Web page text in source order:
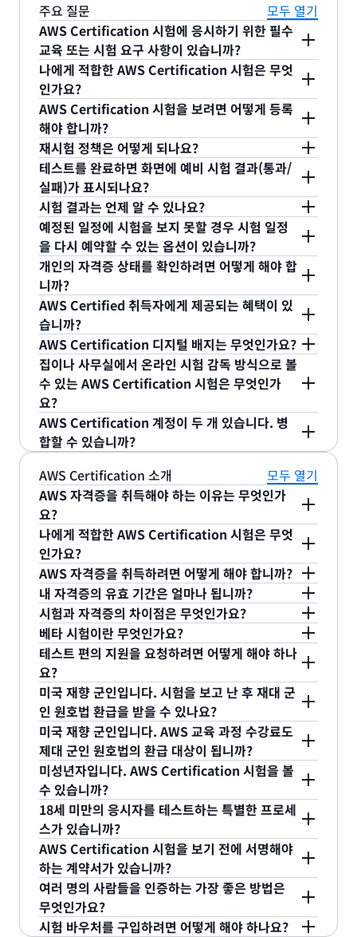
주요 질문
모두 열기
AWS Certification 시험에 응시하기 위한 필수
교육 또는 시험 요구 사항이 있습니까?
교육은 자격증 준비 과정의 일부로 권장되지만 자격
증을 받기 위해 반드시 필요한 것은 아닙니다.
Skill Builder로 이동하여 자신에게 적합한 학습 계
획을 찾으세요.
나에게 적합한 AWS Certification 시험은 무엇
인가요?
여기에서 각 AWS 자격증 시험에 대해 자세히 알아보
세요. AWS 자격증의 이점에 대해 자세히 알아보려면
여기를 참조하세요.
AWS Certification 시험을 보려면 어떻게 등록
해야 합니까?
시험에 등록하려면aws.training
에 로그인하고 상단
탐색 모음에서 Certification을 클릭합니다. 그런 다
음, AWS Certification 계정 버튼을 클릭하고 신규
시험 일정 예약을 클릭합니다. 응시하려는 시험을 확
인하고 Schedule at Pearson VUE(Pearson VUE
에서 예약) 버튼을 클릭합니다. 그러면 시험 공급자의
예약 페이지로 리디렉션되어 시험 등록을 완료할 수
있습니다.
재시험 정책은 어떻게 되나요?
시험에 합격하지 못하면 14일이 지나야 시험을 다시
치를 수 있는 자격이 주어집니다. 시험 응시 횟수에는
제한이 없습니다. 그러나 시험에 응시할 때마다 등록
비 전액을 지불해야 합니다. 시험에 합격하면 2년 동
안 동일한 시험에 재응시할 수 없습니다. 새로운 시험
가이드와 시험 시리즈 코드로 시험이 업데이트되면
새 시험 버전을 응시할 자격이 주어집니다.
테스트를 완료하면 화면에 예비 시험 결과(통과/
실패)가 표시되나요?
대부분의 AWS Certification 시험에서는 테스트 끝
에 통과/실패 결과가 표시되지 않습니다. 자세한 시험
결과는 시험을 마친 후 영업일 기준 5일 이내에
AWS
Certification 계정의 Exam History에서 확인할 수
있습니다. 시험에 통과하면 시험 결과가 AWS
Certification 계정에 게시되기 전에 Credly 디지털
배지 이메일 알림을 받게 됩니다. Credly는 승인된 디
지털 배지 제공 기관입니다.
시험 결과는 언제 알 수 있나요?
베타 시험 결과를 포함한 시험 결과는 시험을 완료한
후 영업일 기준 5일 이내에 확인할 수 있습니다. 시험
결과가 AWS Certification 계정의 시험 기록에서 확
인되면 이메일 메시지를 받게 됩니다.
예정된 일정에 시험을 보지 못할 경우 시험 일정
을 다시 예약할 수 있는 옵션이 있습니까?
예. 예정된 일정의 24시간 전까지는 추가 요금 없이
시험을 취소하거나 일정을 변경할 수 있습니다. 시험
일정을 변경하거나 취소하려면 AWS Certification
계정으로 이동하여 Manage Pearson VUE
exams(Pearson VUE 시험 관리) 버튼을 클릭합니
다. Upcoming Appointments(향후 일정) 메뉴에서
해당 예약 시험을 선택합니다. 예정된 일정까지 남은
시간이 24시간 미만인 경우 시험을 취소하거나 일정
을 변경할 수 없습니다. 예정된 시험 일정에 시험을
보지 않은 경우, 수험료를 상실하게 되며 환급을 받을
수 없습니다(아래의 의료 예외 참조). 예정되었던 시
험 시간으로부터 24시간이 지나야 다시 등록할 수 있
습니다. 시험을 보지 않았다고 '불합격' 상태가 되는
것은 아닙니다.
개인의 자격증 상태를 확인하려면 어떻게 해야 합
니까?
AWS Certification을 검증하려면 취득자에게 AWS
Certification 디지털 배지 링크에 대해 문의하십시
오., Credly’s Acclaim 플랫폼을 통해 AWS는 AWS
Certification을 취득한 모든 사람에게 배지를 제공
하여 인정과 검증을 지원합니다. 각 AWS
Certification 디지털 배지는 검증 옵션이 있습니다.
발행자(AWS Training and Certification) 뿐 아니
라 발행 날짜도 확인하고 표시하여 검증할 수 있습니
Certification 디지털 배지 링크는 고유합니다. 디지
털 배지는 소셜 미디어 프로필 또는 개인 웹 사이트와
연결할 수 있습니다.
AWS Certified 취득자에게 제공되는 혜택이 있
습니까?
AWS Certification을 취득하면 기술 역량을 입증할
수 있을 뿐 아니라 자신의 성취를 타인에게 알리고
AWS 전문 지식을 더욱 심화하는 데 도움이 되는 여
러 혜택을 누릴 수도 있습니다. 전체 혜택 목록은
AWS Certification 혜택 페이지를 참조하세요.
AWS Certification 디지털 배지는 무엇인가요?
AWS Certification에서 혜택으로 제공하는 디지털
배지를 통해 AWS Certification 취득을 공개할 수 있
습니다. Credly’s Acclaim 플랫폼으로 디지털 배지
를 제공하여 AWS는 인정과 검증에 대한 유연한 옵션
을 제공합니다. 원클릭으로 소셜 미디어 피드에 공유
를 임베딩하며 취득한 모든AWS Certification 배지
를 퍼블릭 프로필에 선택적으로 포함할 수 있는 혜택
을 활용하세요.
집이나 사무실에서 온라인 시험 감독 방식으로 볼
수 있는 AWS Certification 시험은 무엇인가
요?
Pearson VUE를 통해 예약하는 모든 AWS
Certification 시험에 온라인 시험 감독이 제공됩니
보세요.
AWS Certification 계정이 두 개 있습니다. 병
합할 수 있습니까?
예, 기본 AWS Certification 계정에 로그인하고 계정
병합 도구를 사용하세요.
AWS Certification 소개
모두 열기
AWS 자격증을 취득해야 하는 이유는 무엇인가
요?
학습자는 AWS Certification을 통해 업계의 인정을
받은 자격증으로 클라우드 전문성을 검증함으로써 역
량 및 자신감을 쌓을 수 있으며 조직에서는 AWS를
사용한 클라우드 이니셔티브를 주도할 숙련된 전문가
를 식별할 수 있습니다.
나에게 적합한 AWS Certification 시험은 무엇
인가요?
여기에서 각 AWS Certification 시험에 대해 자세히
알아보세요. AWS 자격증의 이점에 대해 자세히 알아
보려면 혜택 페이지를 참조하세요.
AWS 자격증을 취득하려면 어떻게 해야 합니까?
AWS Certification을 취득하려면 감독관이 감독하
는 시험에서 합격 점수를 받아야 합니다. 합격 점수를
받으면 자격증 자격 증명을 획득하게 됩니다.
내 자격증의 유효 기간은 얼마나 됩니까?
3년마다 자격증을 갱신(또는 '재인증')해야 합니다.
자세한 내용은 AWS 자격증 갱신
페이지를 참조하
세요.
시험과 자격증의 차이점은 무엇인가요?
시험은 AWS 제품 및 서비스에 대한 개인의 기술 지
식을 검증하는 테스트입니다. 자격증은 시험을 성공
적으로 통과하면 받게 되는 자격 증명입니다. 이 자격
증명은 AWS 인증 취득을 나타내는 디지털 배지 및
직함으로 명함 및 기타 전문 자료에 사용할 수 있습니
다.
베타 시험이란 무엇인가요?
AWS Certification은 표준 버전의 시험에 문제를 사
용하기 전에 베타 시험을 통해 시험 문제의 성능을 검
증합니다. 시험은 처음 출시되기 전에 베타 프로세스
를 거칠 수 있습니다. 또한, 시험 내용 개요가 변경된
경우에도 AWS Certification에서 베타 프로세스를
완료할 수도 있습니다. 베타 시험에 통과한 응시자는
새로운 자격증을 최초로 취득하게 됩니다. 베타 테스
트에 대한 자세한 내용은
'베타 테스트' 섹션에서 확인할 수 있습니다.
테스트 편의 지원을 요청하려면 어떻게 해야 하나
요?
AWS Certification과 해당하는 공급 업체는 모든 개
인에게 기술적 기량 및 클라우드 전문성을 검증할 수
있는 기회를 제공합니다. 또한 장애가 있는 개인이 공
평하게 AWS Certification에 액세스하는 데 도움이
되는 편의 지원을 제공할 것을 약속합니다. 편의 지원
을 요청하는 방법을 알아보려면
편의 지원 요청에 대
한 시험 전 페이지 섹션 을 방문하세요.
미국 재향 군인입니다. 시험을 보고 난 후 재대 군
인 원호법 환급을 받을 수 있나요?
예. 자격을 충족하는 미국 재향 군인은 제대 군인 원
호법의 교육 조항에 따라 2015년 12월 10일 이후에
응시한 AWS Certification 시험에 대해 국가보훈처
에 환급 요청을 제출할 수 있습니다. 이를 위해서는
AWS Certification 계정을 통해 수험료를 지불하고
환급을 위한VA 신청서
미국 재향 군인입니다. AWS 교육 과정 수강료도
제대 군인 원호법의 환급 대상이 됩니까?
아니요. AWS Certification 수험료만 해당됩니다.
자
세히 알아보세요
미성년자입니다. AWS Certification 시험을 볼
수 있습니까?
AWS Certification 시험에 응시하려면 13세 이상이
어야 합니다. 13~17세의 응시자인 경우 아래의 답변
을 참고하세요.
18세 미만의 응시자를 테스트하는 특별한 프로세
스가 있습니까?
13~17세의 응시자는 부모 또는 법적 후견인의 동의
를 받아야 AWS Certification 시험에 응시할 수 있습
니다. 응시자는 시험 예약 시 13세 이상이어야 합니
다.
AWS Certification 시험을 보기 전에 서명해야
하는 계약서가 있습니까?
자격증 프로그램의 보안 및 가치를 보존하기 위해 시
험 일정을 등록하고 자격증 시험을 시작하기 전에
AWS Certification 프로그램 계약의 약관에 동의해
여러 명의 사람들을 인증하는 가장 좋은 방법은
무엇인가요?
AWS Certification 시험 바우처를 구입하여 이용하
시험 바우처를 구입하려면 어떻게 해야 하나요?